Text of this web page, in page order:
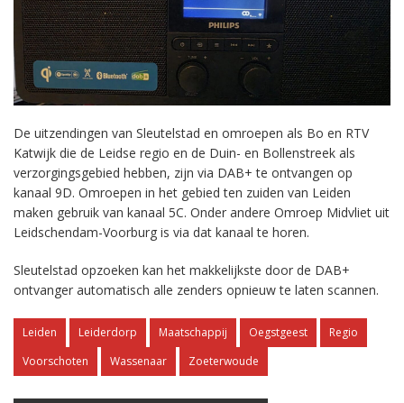
De uitzendingen van Sleutelstad en omroepen als Bo en RTV
Katwijk die de Leidse regio en de Duin- en Bollenstreek als
verzorgingsgebied hebben, zijn via DAB+ te ontvangen op
kanaal 9D. Omroepen in het gebied ten zuiden van Leiden
maken gebruik van kanaal 5C. Onder andere Omroep Midvliet uit
Leidschendam-Voorburg is via dat kanaal te horen.
Sleutelstad opzoeken kan het makkelijkste door de DAB+
ontvanger automatisch alle zenders opnieuw te laten scannen.
Leiden Leiderdorp Maatschappij Oegstgeest
Regio
Voorschoten
Wassenaar Zoeterwoude